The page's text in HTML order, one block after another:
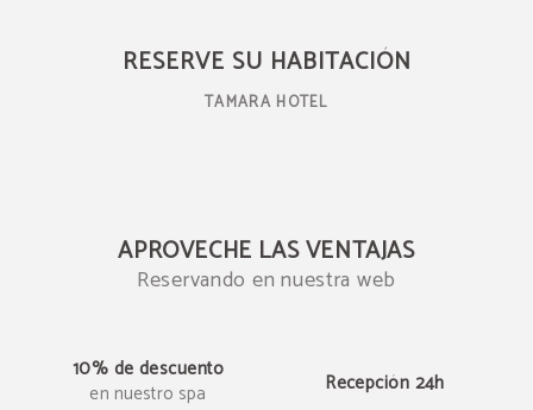
RESERVE SU HABITACIÓN
TAMARA HOTEL
APROVECHE LAS VENTAJAS
Reservando en nuestra web
10% de descuento
en nuestro spa
Recepción 24h